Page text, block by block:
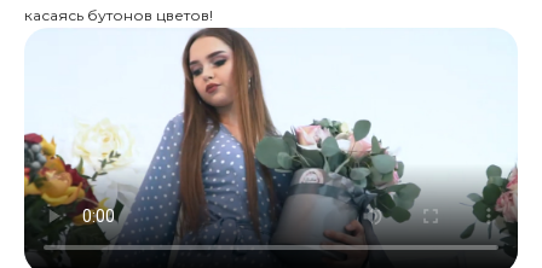
касаясь бутонов цветов!